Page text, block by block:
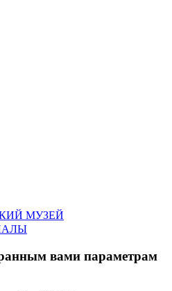
МУЗЕЙ
вами параметрам